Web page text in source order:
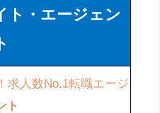
ト・エージェン
求人数No.1転職エージ
ト